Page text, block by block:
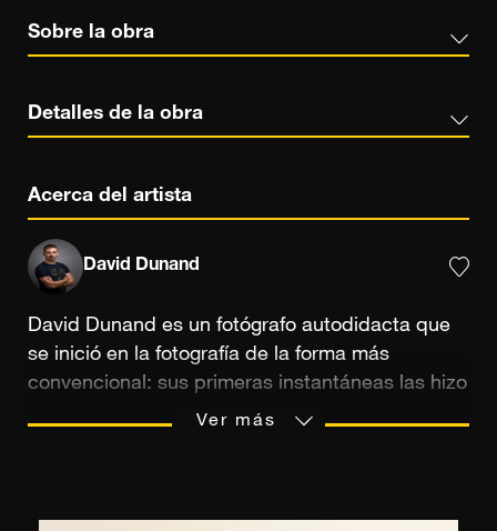
Sobre la obra
Detalles de la obra
Acerca del artista
David Dunand
David Dunand es un fotógrafo autodidacta que
se inició en la fotografía de la forma más
convencional: sus primeras instantáneas las hizo
con la cámara familiar durante las vacaciones.
Ver más